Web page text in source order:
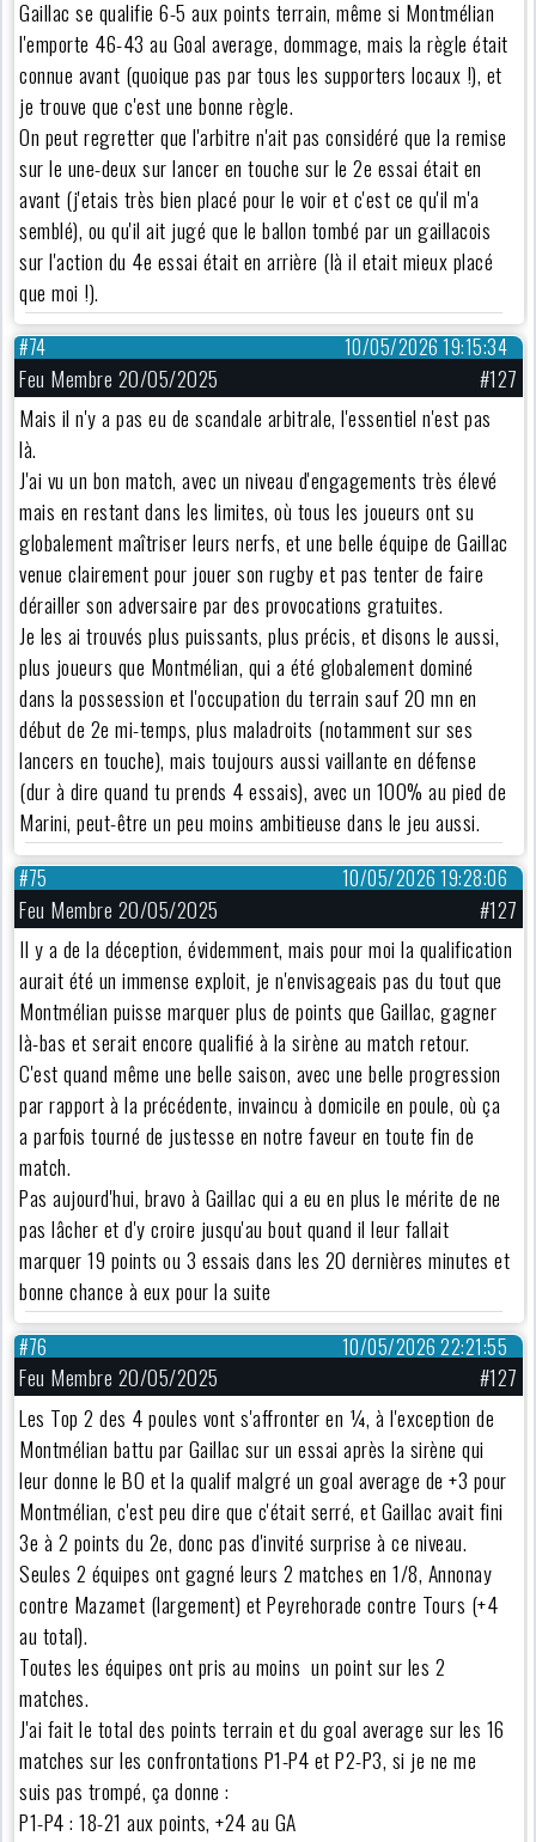
Gaillac se qualifie 6-5 aux points terrain, même si Montmélian
l'emporte 46-43 au Goal average, dommage, mais la règle était
connue avant (quoique pas par tous les supporters locaux !), et
je trouve que c'est une bonne règle.
On peut regretter que l'arbitre n'ait pas considéré que la remise
sur le une-deux sur lancer en touche sur le 2e essai était en
avant (j'etais très bien placé pour le voir et c'est ce qu'il m'a
semblé), ou qu'il ait jugé que le ballon tombé par un gaillacois
sur l'action du 4e essai était en arrière (là il etait mieux placé
que moi !).
10/05/2026 19:15:34
#74
Feu Membre 20/05/2025
#127
Mais il n'y a pas eu de scandale arbitrale, l'essentiel n'est pas
là.
J'ai vu un bon match, avec un niveau d'engagements très élevé
mais en restant dans les limites, où tous les joueurs ont su
globalement maîtriser leurs nerfs, et une belle équipe de Gaillac
venue clairement pour jouer son rugby et pas tenter de faire
dérailler son adversaire par des provocations gratuites.
Je les ai trouvés plus puissants, plus précis, et disons le aussi,
plus joueurs que Montmélian, qui a été globalement dominé
dans la possession et l'occupation du terrain sauf 20 mn en
début de 2e mi-temps, plus maladroits (notamment sur ses
lancers en touche), mais toujours aussi vaillante en défense
(dur à dire quand tu prends 4 essais), avec un 100% au pied de
Marini, peut-être un peu moins ambitieuse dans le jeu aussi.
10/05/2026 19:28:06
#75
Feu Membre 20/05/2025
#127
Il y a de la déception, évidemment, mais pour moi la qualification
aurait été un immense exploit, je n'envisageais pas du tout que
Montmélian puisse marquer plus de points que Gaillac, gagner
là-bas et serait encore qualifié à la sirène au match retour.
C'est quand même une belle saison, avec une belle progression
par rapport à la précédente, invaincu à domicile en poule, où ça
a parfois tourné de justesse en notre faveur en toute fin de
match.
Pas aujourd'hui, bravo à Gaillac qui a eu en plus le mérite de ne
pas lâcher et d'y croire jusqu'au bout quand il leur fallait
marquer 19 points ou 3 essais dans les 20 dernières minutes et
bonne chance à eux pour la suite
10/05/2026 22:21:55
#76
Feu Membre 20/05/2025
#127
Les Top 2 des 4 poules vont s'affronter en ¼, à l'exception de
Montmélian battu par Gaillac sur un essai après la sirène qui
leur donne le BO et la qualif malgré un goal average de +3 pour
Montmélian, c'est peu dire que c'était serré, et Gaillac avait fini
3e à 2 points du 2e, donc pas d'invité surprise à ce niveau.
Seules 2 équipes ont gagné leurs 2 matches en 1/8, Annonay
contre Mazamet (largement) et Peyrehorade contre Tours (+4
au total).
Toutes les équipes ont pris au moins un point sur les 2
matches.
J'ai fait le total des points terrain et du goal average sur les 16
matches sur les confrontations P1-P4 et P2-P3, si je ne me
suis pas trompé, ça donne :
P1-P4 : 18-21 aux points, +24 au GA